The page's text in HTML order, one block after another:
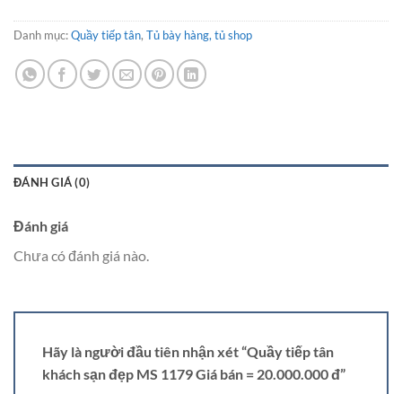
Danh mục:Quầy tiếp tân, Tủ bày hàng, tủ shop
ĐÁNH GIÁ (0)
Đánh giá
Chưa có đánh giá nào.
Hãy là người đầu tiên nhận xét “Quầy tiếp tân
khách sạn đẹp MS 1179 Giá bán = 20.000.000 đ”